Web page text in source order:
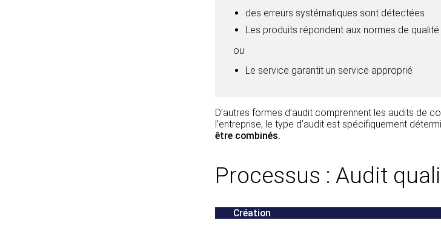
des erreurs systématiques sont détectées
Les produits répondent aux normes de qualité
ou
Le service garantit un service approprié
D’autres formes d’audit comprennent les audits de
l’entreprise, le type d’audit est spécifiquement
être combinés.
Processus : Audit
Création